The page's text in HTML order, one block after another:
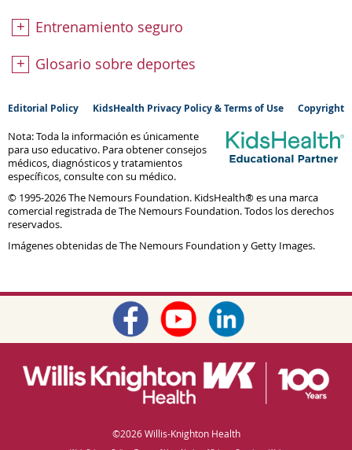
Entrenamiento seguro
Glosario sobre deportes
Editorial Policy KidsHealth Privacy Policy & Terms of Use Copyright
Nota: Toda la información es únicamente
para uso educativo. Para obtener consejos
médicos, diagnósticos y tratamientos
específicos, consulte con su médico.
© 1995-2026 The Nemours Foundation. KidsHealth® es una marca
comercial registrada de The Nemours Foundation. Todos los derechos
reservados.
Imágenes obtenidas de The Nemours Foundation y Getty Images.
©2026 Willis-Knighton Health